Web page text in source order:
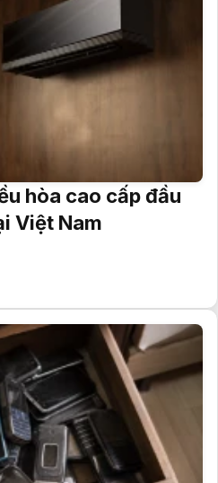
hòa cao cấp đầu
Việt Nam